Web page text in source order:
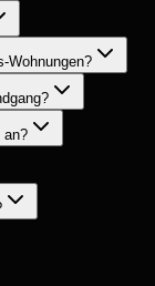
Wohnungen?
an?